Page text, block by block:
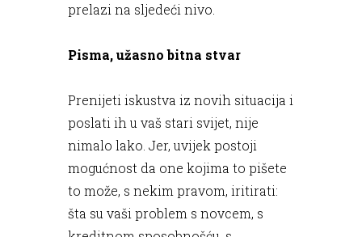
prelazi na sljedeći nivo.
Pisma, užasno bitna stvar
Prenijeti iskustva iz novih situacija i
poslati ih u vaš stari svijet, nije
nimalo lako. Jer, uvijek postoji
mogućnost da one kojima to pišete
to može, s nekim pravom, iritirati:
šta su vaši problem s novcem, s